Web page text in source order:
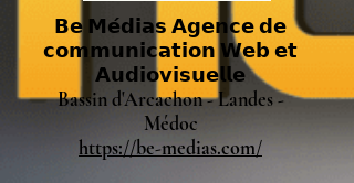
𝗕𝗲 𝗠𝗲́𝗱𝗶𝗮𝘀 𝗔𝗴𝗲𝗻𝗰𝗲 𝗱𝗲
𝗰𝗼𝗺𝗺𝘂𝗻𝗶𝗰𝗮𝘁𝗶𝗼𝗻 𝗪𝗲𝗯 𝗲𝘁
𝗔𝘂𝗱𝗶𝗼𝘃𝗶𝘀𝘂𝗲𝗹𝗹𝗲
Bassin d'Arcachon - Landes -
Médoc
https://be-medias.com/